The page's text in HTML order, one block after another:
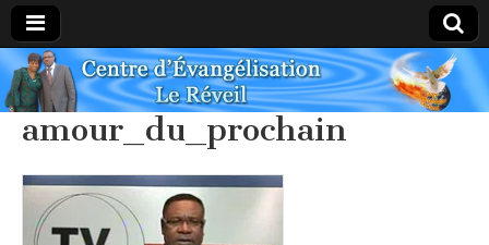
Centre
Évangélique
Le Réveil
amour_du_prochain